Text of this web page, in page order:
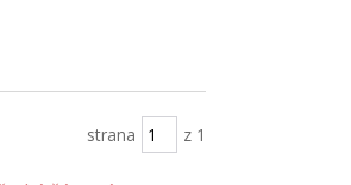
strana z 1